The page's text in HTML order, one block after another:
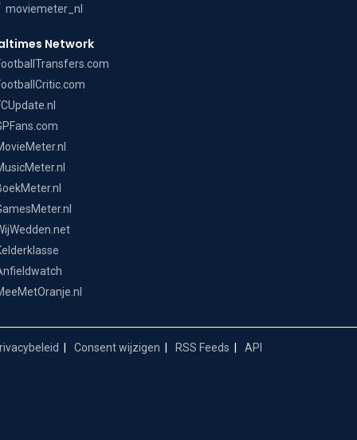
moviemeter_nl
Network
Consent wijzigen RSS Feeds API